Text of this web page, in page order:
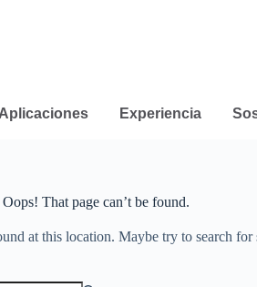
Aplicaciones Experiencia
Oops! That page can’t be found.
at this location. Maybe try to search for